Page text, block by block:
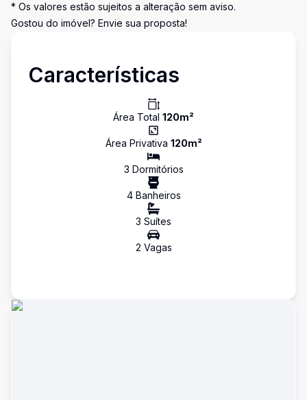
* Os valores estão sujeitos a alteração sem aviso.
Gostou do imóvel? Envie sua proposta!
Características
Área Total 120m²
Área Privativa 120m²
3 Dormitórios
4Banheiros
3 Suítes
2 Vagas